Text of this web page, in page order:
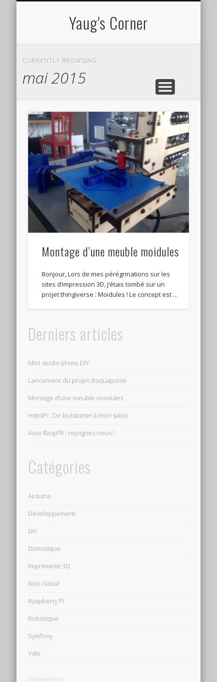
Yaug's Corner
CURRENTLY BROWSING
mai 2015
Montage d’une meuble moidules
Bonjour, Lors de mes pérégrinations sur les
sites d’impression 3D, j’étais tombé sur un
projet thingiverse : Moidules ! Le concept est …
Derniers articles
Mini studio photo DIY
Lancement du projet d’aquaponie
Montage d’une meuble moidules
HdmiPi : De kickstarter à mon salon
Asso RaspFR : rejoignez nous !
Catégories
Arduino
Développement
DIY
Domotique
Imprimante 3D
Non classé
Raspberry Pi
Robotique
Symfony
Ydle
Rechercher